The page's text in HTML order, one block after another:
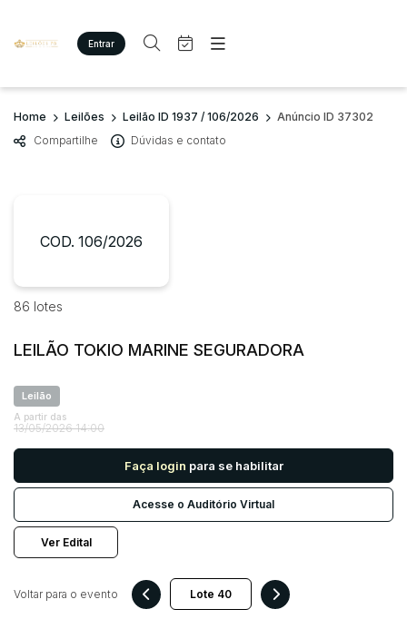
Entrar
Criar conta Entrar
Site
Agenda
Quem Somos
Imóveis
Veículos
Carros
Utilitário
Busca por palavra-chave
Bairro
Judiciais Extrajudiciais
R$
Quem Somos
Home Leilões Leilão ID 1937 / 106/2026
Anúncio ID 37302
Compartilhe
Dúvidas e contato
COD. 106/2026
86 lotes
LEILÃO TOKIO MARINE SEGURADORA
Leilão
A partir das
13/05/2026 14:00
Faça login para se habilitar
Acesse o Auditório Virtual
Ver Edital
Voltar para o evento